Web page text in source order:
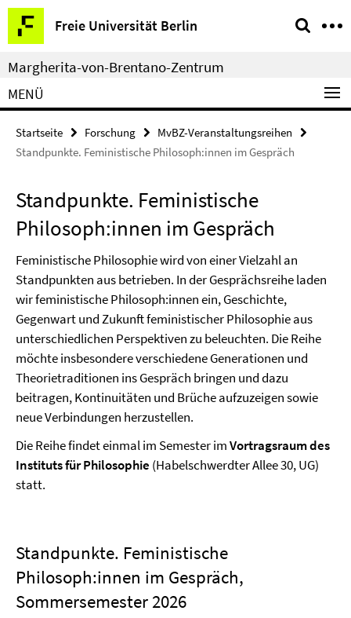
Springe
direkt
zu
Inhalt
Freie Universität Berlin
Service-
Navigation
Margherita-von-Brentano-Zentrum
MENÜ
Startseite Forschung
MvBZ-Veranstaltungsreihen
Standpunkte. Feministische Philosoph:innen im Gespräch
Standpunkte. Feministische
Philosoph:innen im Gespräch
Feministische Philosophie wird von einer Vielzahl an
Standpunkten aus betrieben. In der Gesprächsreihe laden
wir feministische Philosoph:innen ein, Geschichte,
Gegenwart und Zukunft feministischer Philosophie aus
unterschiedlichen Perspektiven zu beleuchten. Die Reihe
möchte insbesondere verschiedene Generationen und
Theorietraditionen ins Gespräch bringen und dazu
beitragen, Kontinuitäten und Brüche aufzuzeigen sowie
neue Verbindungen herzustellen.
Die Reihe findet einmal im Semester imVortragsraum des
Instituts für Philosophie (Habelschwerdter Allee 30, UG)
statt.
Standpunkte. Feministische
Philosoph:innen im Gespräch,
Sommersemester 2026